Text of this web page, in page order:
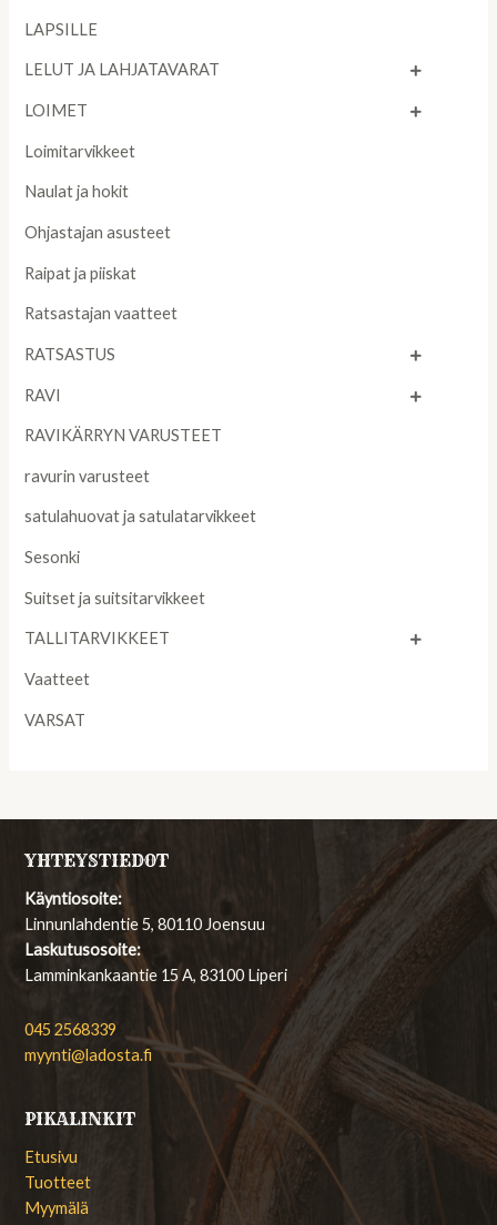
LAPSILLE
LELUT JA LAHJATAVARAT
LOIMET
Loimitarvikkeet
Naulat ja hokit
Ohjastajan asusteet
Raipat ja piiskat
Ratsastajan vaatteet
RATSASTUS
RAVI
RAVIKÄRRYN VARUSTEET
ravurin varusteet
satulahuovat ja satulatarvikkeet
Sesonki
Suitset ja suitsitarvikkeet
TALLITARVIKKEET
Vaatteet
VARSAT
YHTEYSTIEDOT
Käyntiosoite:
Linnunlahdentie 5, 80110 Joensuu
Laskutusosoite:
Lamminkankaantie 15 A, 83100 Liperi
045 2568339
myynti@ladosta.fi
PIKALINKIT
Etusivu
Tuotteet
Myymälä